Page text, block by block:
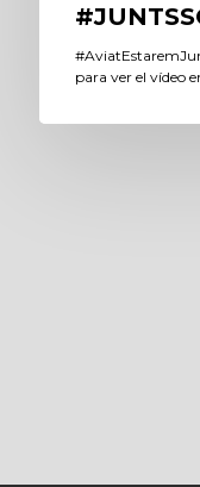
para ver el vídeo